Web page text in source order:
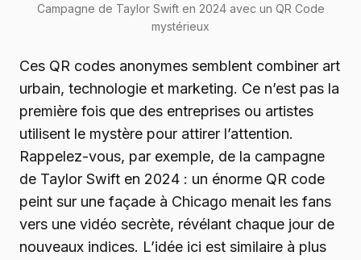
Campagne de Taylor Swift en 2024 avec un QR Code
mystérieux
Ces QR codes anonymes semblent combiner art
urbain, technologie et marketing. Ce n’est pas la
première fois que des entreprises ou artistes
utilisent le mystère pour attirer l’attention.
Rappelez-vous, par exemple, de la campagne
de Taylor Swift en 2024 : un énorme QR code
peint sur une façade à Chicago menait les fans
vers une vidéo secrète, révélant chaque jour de
nouveaux indices. L’idée ici est similaire à plus